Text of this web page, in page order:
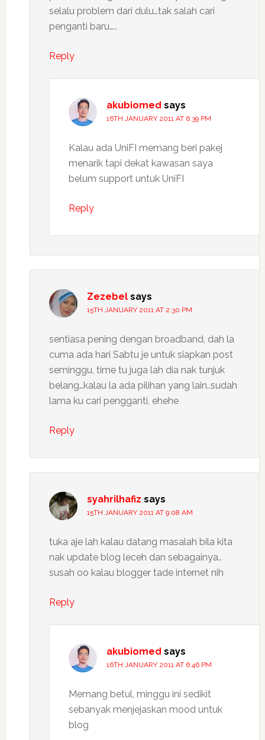
selalu problem dari dulu…tak salah cari
penganti baru…..
Reply
akubiomed says
16TH JANUARY 2011 AT 6:39 PM
Kalau ada UniFI memang beri pakej
menarik tapi dekat kawasan saya
belum support untuk UniFI
Reply
Zezebel says
15TH JANUARY 2011 AT 2:30 PM
sentiasa pening dengan broadband, dah la
cuma ada hari Sabtu je untuk siapkan post
seminggu, time tu juga lah dia nak tunjuk
belang…kalau la ada pilihan yang lain..sudah
lama ku cari pengganti, ehehe
Reply
syahrilhafiz says
15TH JANUARY 2011 AT 9:08 AM
tuka aje lah kalau datang masalah bila kita
nak update blog leceh dan sebagainya..
susah oo kalau blogger tade internet nih
Reply
akubiomed says
16TH JANUARY 2011 AT 6:46 PM
Memang betul, minggu ini sedikit
sebanyak menjejaskan mood untuk
blog